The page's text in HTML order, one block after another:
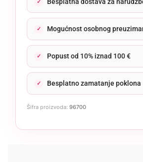
Mogućnost osobnog
Popust od 10% iznad 100 €
Besplatno zamatanje poklona
Šifra proizvoda: 96700